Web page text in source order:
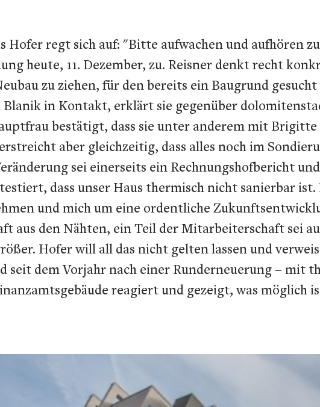
Hofer regt sich auf: "Bitte aufwachen und aufhören
heute, 11. Dezember, zu. Reisner denkt recht
zu ziehen, für den bereits ein Baugrund
in Kontakt, erklärt sie gegenüber
bestätigt, dass sie unter anderem mit
aber gleichzeitig, dass alles noch im
sei einerseits ein Rechnungshofbericht
dass unser Haus thermisch nicht sanierbar
und mich um eine ordentliche
aus den Nähten, ein Teil der Mitarbeiterschaft sei
Hofer will all das nicht gelten lassen und
seit dem Vorjahr nach einer Runderneuerung – mit
reagiert und gezeigt, was möglich